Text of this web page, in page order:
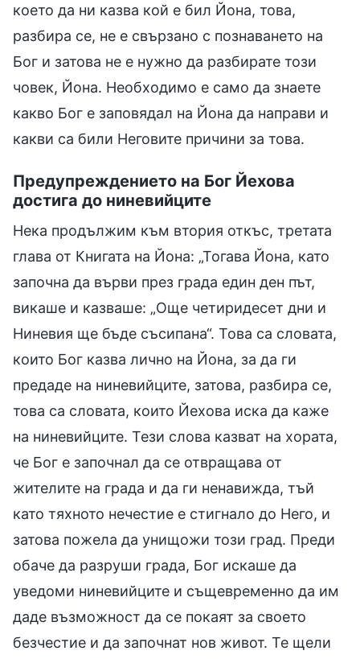
което да ни казва кой е бил Йона, това,
разбира се, не е свързано с познаването на
Бог и затова не е нужно да разбирате този
човек, Йона. Необходимо е само да знаете
какво Бог е заповядал на Йона да направи и
какви са били Неговите причини за това.
Предупреждението на Бог Йехова
достига до ниневийците
Нека продължим към втория откъс, третата
глава от Книгата на Йона: „Тогава Йона, като
започна да върви през града един ден път,
викаше и казваше: „Още четиридесет дни и
Ниневия ще бъде съсипана“. Това са словата,
които Бог казва лично на Йона, за да ги
предаде на ниневийците, затова, разбира се,
това са словата, които Йехова иска да каже
на ниневийците. Тези слова казват на хората,
че Бог е започнал да се отвращава от
жителите на града и да ги ненавижда, тъй
като тяхното нечестие е стигнало до Него, и
затова пожела да унищожи този град. Преди
обаче да разруши града, Бог искаше да
уведоми ниневийците и същевременно да им
даде възможност да се покаят за своето
безчестие и да започнат нов живот. Те щели